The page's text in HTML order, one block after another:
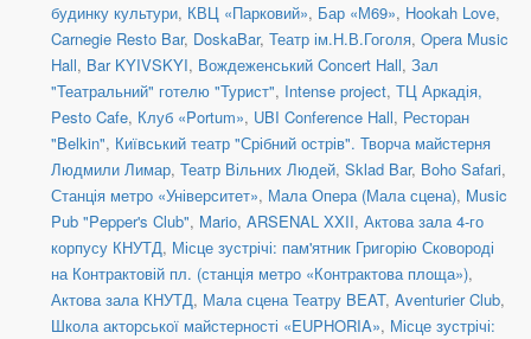
будинку культури, КВЦ «Парковий», Бар «М69», Hookah Love,
Carnegie Resto Bar, DoskaBar, Театр ім.Н.В.Гоголя, Opera Music
Hall, Bar KYIVSKYI, Вождеженський Concert Hall, Зал
"Театральний" готелю "Турист", Intense project, ТЦ Аркадія,
Pesto Cafe, Клуб «Portum», UBI Conference Hall, Ресторан
"Belkin", Київський театр "Срібний острів". Творча майстерня
Людмили Лимар, Театр Вільних Людей, Sklad Bar, Boho Safari,
Станція метро «Університет», Мала Опера (Мала сцена), Music
Pub "Pepper's Club", Mario, ARSENAL XXII, Актова зала 4-го
корпусу КНУТД, Місце зустрічі: пам'ятник Григорію Сковороді
на Контрактовій пл. (станція метро «Контрактова площа»),
Актова зала КНУТД, Мала сцена Театру BEAT, Aventurier Club,
Школа акторської майстерності «EUPHORIA», Місце зустрічі: